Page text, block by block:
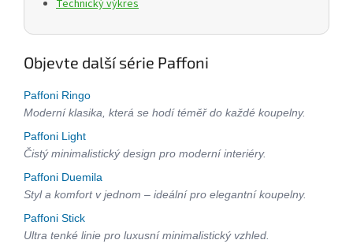
Technický výkres
Objevte další série Paffoni
Paffoni Ringo
Moderní klasika, která se hodí téměř do každé koupelny.
Paffoni Light
Čistý minimalistický design pro moderní interiéry.
Paffoni Duemila
Styl a komfort v jednom – ideální pro elegantní koupelny.
Paffoni Stick
Ultra tenké linie pro luxusní minimalistický vzhled.